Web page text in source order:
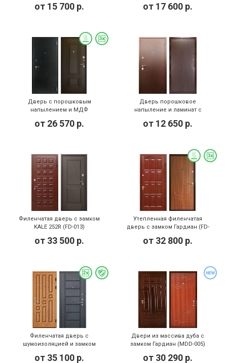
от 15 700 р. от 17 600 р.
Дверь с порошковым
напылением и МДФ
(DP-050)
от 26 570 р.
Дверь порошковое
напыление и ламинат с
от 12 650 р.
Филенчатая дверь с замком
KALE 252R (FD-013)
от 33 500 р.
Утепленная филенчатая
дверь с замком Гардиан (FD-
от 32 800 р.
Филенчатая дверь с
шумоизоляцией и замком
от 35 100 р.
Двери из массива дуба с
замком Гардиан (MDD-005)
от 30 290 р.